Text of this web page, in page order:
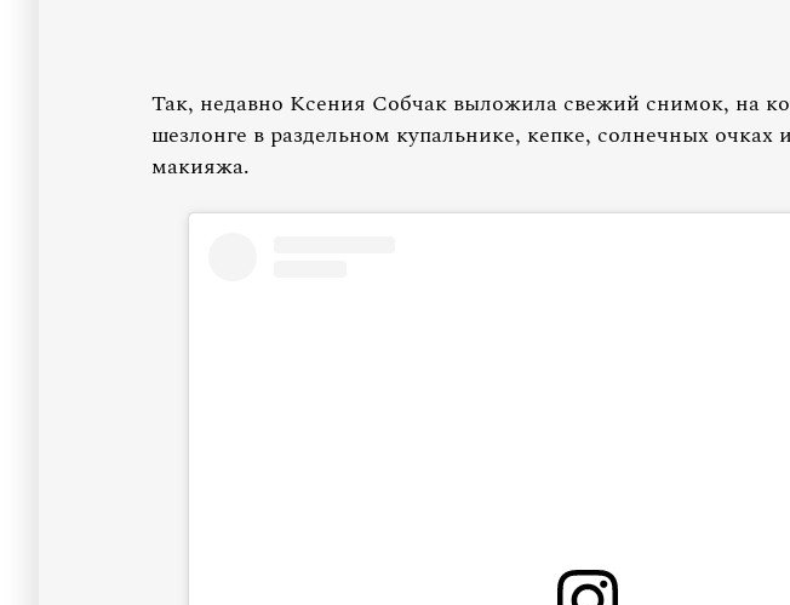
Так, недавно Ксения Собчак выложила свежий снимок, на
шезлонге в раздельном купальнике, кепке, солнечных очках
макияжа.